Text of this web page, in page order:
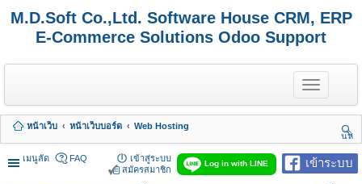
M.D.Soft Co.,Ltd. Software House CRM, ERP
E-Commerce Solutions Odoo Support
T
o
g
e
n
a
หน้าเว็บ หน้าเว็บบอร์ด
Web Hosting
นห
า
เมนูลัด
เข้าระบบ
Log in with LINE
FAQ
เข้าสู่ระบบ
สมัครสมาชิก